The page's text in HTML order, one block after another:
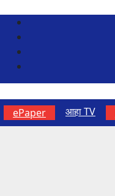
ePaper आहा TV